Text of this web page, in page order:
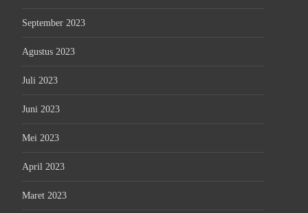
September 2023
Agustus 2023
Juli 2023
Juni 2023
Mei 2023
April 2023
Maret 2023